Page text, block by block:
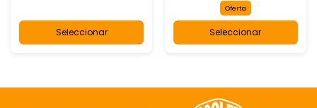
Seleccionar
Oferta
Seleccionar